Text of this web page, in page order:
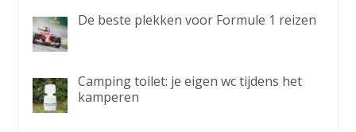
De beste plekken voor Formule 1 reizen
Camping toilet: je eigen wc tijdens het
kamperen